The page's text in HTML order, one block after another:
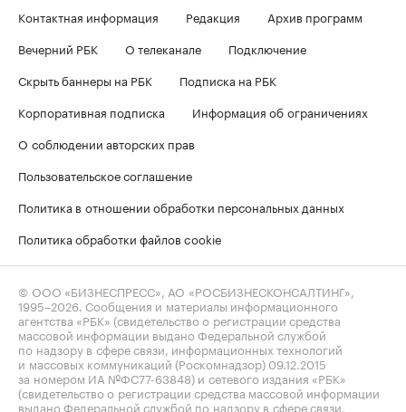
Контактная информация Редакция
Архив программ
Вечерний РБК
О телеканале
Подключение
Скрыть баннеры на РБК
Подписка на РБК
Корпоративная подписка
Информация об ограничениях
О соблюдении авторских прав
Пользовательское соглашение
Политика в отношении обработки персональных данных
Политика обработки файлов cookie
© ООО «БИЗНЕСПРЕСС», АО «РОСБИЗНЕСКОНСАЛТИНГ»,
1995–2026 . Сообщения и материалы информационного
агентства «РБК» (свидетельство о регистрации средства
массовой информации выдано Федеральной службой
по надзору в сфере связи, информационных технологий
и массовых коммуникаций (Роскомнадзор) 09.12.2015
за номером ИА №ФС77-63848) и сетевого издания «РБК»
(свидетельство о регистрации средства массовой информации
выдано Федеральной службой по надзору в сфере связи,